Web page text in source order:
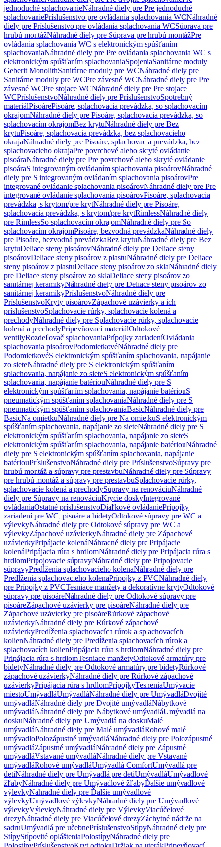
jednoduché splachovanieNáhradné diely pre Pre jednoduché
splachovaniePríslušenstvo pre ovládania splachovania WCNáhradné
diely pre Príslušenstvo pre ovládania splachovania WCSúprava pre
hrubú montážNáhradné diely pre Súprava pre hrubú montážPre
ovládania splachovania WC s elektronickým spúšťaním
splachovaniaNáhradné diely pre Pre ovládania splachovania WC s
elektronickým spúšťaním splachovaniaSpojeniaSanitárne moduly
Geberit MonolithSanitárne moduly pre WCNáhradné diely pre
Sanitárne moduly pre WCPre závesné WCNáhradné diely pre Pre
závesné WCPre stojace WCNáhradné diely pre Pre stojace
WCPríslušenstvoNáhradné diely pre PríslušenstvoSpotrebný
materiálPisoárePisoáre, splachovacia prevádzka, so splachovacím
okrajomNáhradné diely pre Pisoáre, splachovacia prevádzka, so
splachovacím okrajomBez krytuNáhradné diely pre Bez
krytuPisoáre, splachovacia prevádzka, bez splachovacieho
okrajaNáhradné diely pre Pisoáre, splachovacia prevádzka, bez
splachovacieho okrajaPre povrchové alebo skryté ovládanie
pisoáraNáhradné diely pre Pre povrchové alebo skryté ovládanie
pisoáraS integrovaným ovládaním splachovania pisoárovNáhradné
diely pre S integrovaným ovládaním splachovania pisoárovPre
integrované ovládanie splachovania pisoárovNáhradné diely pre Pre
integrované ovládanie splachovania pisoárovPisoáre, splachovacia
prevádzka, s krytom/pre krytNáhradné diely pre Pisoáre,
splachovacia prevádzka, s krytom/pre krytRimlessNáhradné diely
pre RimlessSo splachovacím okrajomNáhradné diely pre So
splachovacím okrajomPisoáre, bezvodná prevádzkaNáhradné diely
pre Pisoáre, bezvodná prevádzkaBez krytuNáhradné diely pre Bez
krytuDeliace steny pisoárovNáhradné diely pre Deliace steny
pisoárovDeliace steny pisoárov z plastuNáhradné diely pre Deliace
steny pisoárov z plastuDeliace steny pisoárov zo sklaNáhradné diely
pre Deliace steny pisoárov zo sklaDeliace steny pisoárov zo
sanitárnej keramikyNáhradné diely pre Deliace steny pisoárov zo
sanitárnej keramikyPríslušenstvoNáhradné diely pre
PríslušenstvoKryty pisoárovZápachové uzávierky a ich
príslušenstvoSplachovacie rúrky, splachovacie kolená a
prechodyNáhradné diely pre Splachovacie rúrky, splachovacie
kolená a prechodyPripevňovací materiálOdtokové
ventilyRozdeľovač splachovaniaPrípojky zariadeníOvládania
splachovania pisoárovPodomietkovéNáhradné diely pre
PodomietkovéS elektronickým spúšťaním splachovania, napájanie
zo sieteNáhradné diely pre S elektronickým spúšťaním
splachovania, napájanie zo sieteS elektronickým spúšťaním
splachovania, napájanie batériouNáhradné diely pre S
elektronickým spúšťaním splachovania, napájanie batériouS
pneumatickým spúšťaním splachovaniaNáhradné diely pre S
pneumatickým spúšťaním splachovaniaBasicNáhradné diely pre
BasicNa omietkuNáhradné diely pre Na omietkuS elektronickým
spúšťaním splachovania, napájanie zo sieteNáhradné diely pre S
elektronickým spúšťaním splachovania, napájanie zo sieteS
elektronickým spúšťaním splachovania, napájanie batériouNáhradné
diely pre S elektronickým spúšťaním splachovania, napájanie
batériouPríslušenstvoNáhradné diely pre PríslušenstvoSúpravy pre
hrubú montáž a súpravy pre prestavbuNáhradné diely pre Súpravy
pre hrubú montáž a súpravy pre prestavbuSplachovacie rúrky,
splachovacie kolená a prechodySúpravy na renováciuNáhradné
diely pre Súpravy na renováciuKrycie doskyIntegrované
ovládaniaOstatné príslušenstvoDiaľkové ovládaniePrípojky
zariadení pre WC, pisoáre a bidetyOdtokové súpravy pre WC a
výlevkyNáhradné diely pre Odtokové súpravy pre WC a
výlevkyZápachové uzávierkyNáhradné diely pre Zápachové
uzávierkyPripájacie kolenáNáhradné diely pre Pripájacie
kolenáPripájacia rúra s hrdlomNáhradné diely pre Pripájacia rúra s
hrdlomPripojovacie súpravyNáhradné diely pre Pripojovacie
súpravyPredĺženia splachovacieho kolenaNáhradné diely pre
Predĺženia splachovacieho kolenaPrípojky z PVCNáhradné diely
pre Prípojky z PVCTesniace manžety a dekoratívne krytyOdtokové
súpravy pre pisoáreNáhradné diely pre Odtokové súpravy pre
pisoáreZápachové uzávierky pre pisoáreNáhradné diely pre
Zápachové uzávierky pre pisoáreRúrkové zápachové
uzávierkyNáhradné diely pre Rúrkové zápachové
uzávierkyPredĺženia splachovacích rúrok a splachovacích
kolienNáhradné diely pre Predĺženia splachovacích rúrok a
splachovacích kolienPripájacia rúra s hrdlomNáhradné diely pre
Pripájacia rúra s hrdlomTesniace manžetyOdtokové armatúry pre
bidetyNáhradné diely pre Odtokové armatúry pre bidetyRúrkové
zápachové uzávierkyNáhradné diely pre Rúrkové zápachové
uzávierkyPripájacia rúra s hrdlomPrípojkyTesneniaUmývacie
miestoUmývadláUmývadláNáhradné diely pre UmývadláDvojité
umývadláNáhradné diely pre Dvojité umývadláNábytkové
umývadláNáhradné diely pre Nábytkové umývadláUmývadlá na
doskuNáhradné diely pre Umývadlá na doskuMalé
umývadláNáhradné diely pre Malé umývadláRohové malé
umývadloPolozápustné umývadláNáhradné diely pre Polozápustné
umývadláZápustné umývadláNáhradné diely pre Zápustné
umývadláVstavané umývadláNáhradné diely pre Vstavané
umývadláRohové umývadláUmývadlá ComfortUmývadlá pre
detiNáhradné diely pre Umývadlá pre detiUmývadláUmývadlové
žľabyNáhradné diely pre Umývadlové žľabyĎalšie umývadlové
výlevkyNáhradné diely pre Ďalšie umývadlové
výlevkyUmývadlové výlevkyNáhradné diely pre Umývadlové
výlevkyVýlevkyNáhradné diely pre VýlevkyViacúčelové
drezyNáhradné diely pre Viacúčelové drezyZáchytné nádrže na
sadruUmývadlá pre učebnePríslušenstvoStĺpyNáhradné diely pre
StĺpyStĺpovité oplášteniaPolostĺpyNáhradné diely pre
PolostĺpyPríslušenstvoKryt odtokuDržiak na uterákPripevňovací